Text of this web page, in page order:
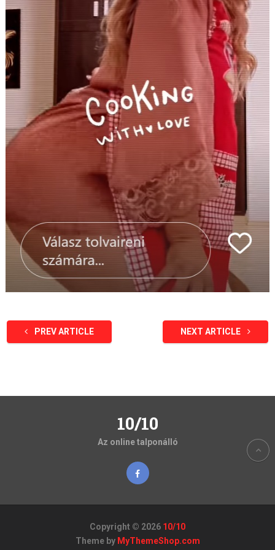
PREV ARTICLE NEXT ARTICLE
10/10
Az online talponálló
Copyright © 2026 10/10
Theme by MyThemeShop.com